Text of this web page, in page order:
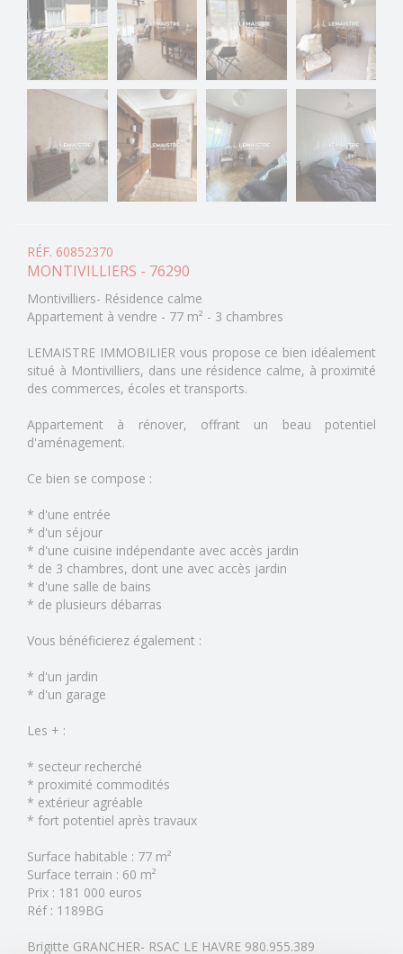
RÉF. 60852370
MONTIVILLIERS - 76290
Montivilliers- Résidence calme
Appartement à vendre - 77 m² - 3 chambres
LEMAISTRE IMMOBILIER vous propose ce bien idéalement
situé à Montivilliers, dans une résidence calme, à proximité
des commerces, écoles et transports.
Appartement à rénover, offrant un beau potentiel
d'aménagement.
Ce bien se compose :
* d'une entrée
* d'un séjour
* d'une cuisine indépendante avec accès jardin
* de 3 chambres, dont une avec accès jardin
* d'une salle de bains
* de plusieurs débarras
Vous bénéficierez également :
* d'un jardin
* d'un garage
Les + :
* secteur recherché
* proximité commodités
* extérieur agréable
* fort potentiel après travaux
Surface habitable : 77 m²
Surface terrain : 60 m²
Prix : 181 000 euros
Réf : 1189BG
Brigitte GRANCHER- RSAC LE HAVRE 980.955.389